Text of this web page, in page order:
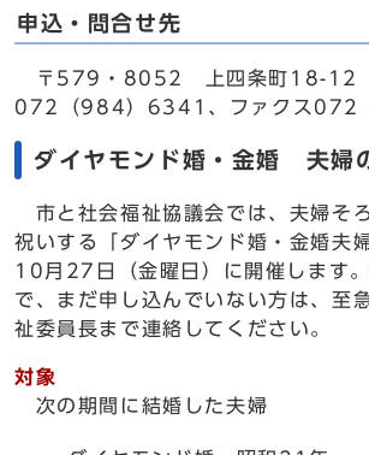
申込・問合せ先
〒579・8052 上四条町18-12
072（984）6341、ファクス072
ダイヤモンド婚・金婚 夫婦
市と社会福祉協議会では、夫婦そ
祝いする「ダイヤモンド婚・金婚夫
10月27日（金曜日）に開催します
で、まだ申し込んでいない方は、至
祉委員長まで連絡してください。
対象
次の期間に結婚した夫婦